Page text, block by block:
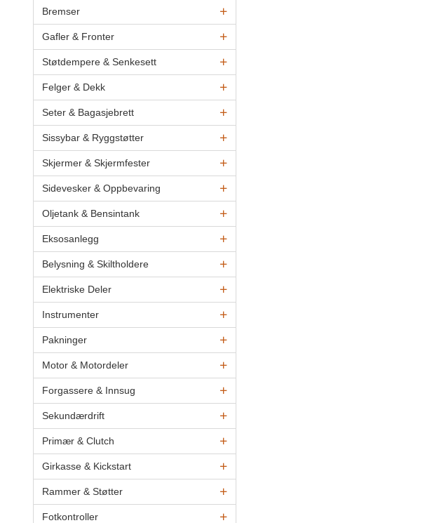
Bremser
Gafler & Fronter
Støtdempere & Senkesett
Felger & Dekk
Seter & Bagasjebrett
Sissybar & Ryggstøtter
Skjermer & Skjermfester
Sidevesker & Oppbevaring
Oljetank & Bensintank
Eksosanlegg
Belysning & Skiltholdere
Elektriske Deler
Instrumenter
Pakninger
Motor & Motordeler
Forgassere & Innsug
Sekundærdrift
Primær & Clutch
Girkasse & Kickstart
Rammer & Støtter
Fotkontroller